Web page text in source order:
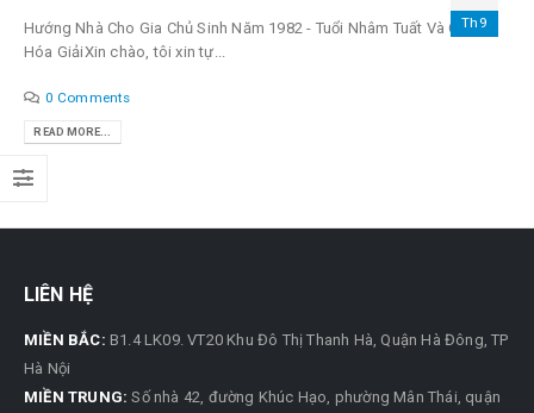
Th9
Hướng Nhà Cho Gia Chủ Sinh Năm 1982 - Tuổi Nhâm Tuất Và Cách
Hóa GiảiXin chào, tôi xin tự...
0 Comments
READ MORE...
LIÊN HỆ
MIỀN BẮC: B1.4 LK09. VT20 Khu Đô Thị Thanh Hà, Quận Hà Đông, TP
Hà Nội
MIỀN TRUNG: Số nhà 42, đường Khúc Hạo, phường Mân Thái, quận